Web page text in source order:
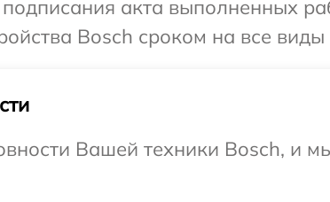
акта выполненных
Bosch сроком на все виды
Вашей техники Bosch, и